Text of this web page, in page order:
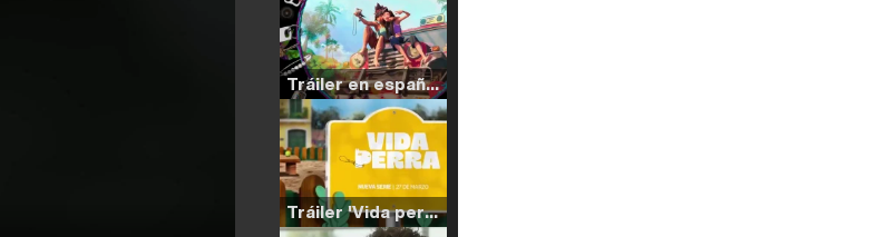
Tráiler en español de 'La isla olvidada'
Tráiler 'Vida perra' (2026)